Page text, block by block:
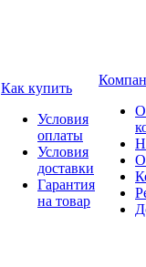
Как купить
Условия
оплаты
Условия
доставки
Гарантия
на товар
О